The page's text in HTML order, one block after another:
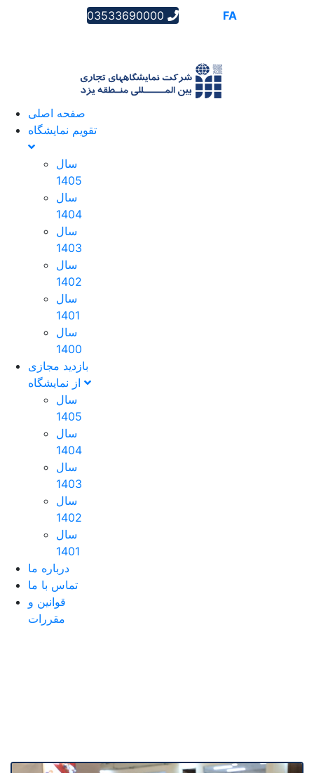
03533690000 FA
صفحه اصلی
تقویم نمایشگاه
سال
1405
سال
1404
سال
1403
سال
1402
سال
1401
سال
1400
بازدید مجازی
سال
1405
سال
1404
سال
1403
سال
1402
سال
1401
درباره ما
تماس با ما
قوانین و
مقررات